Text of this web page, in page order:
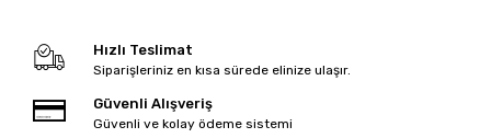
Hızlı Teslimat
Siparişleriniz en kısa sürede elinize ulaşır.
Güvenli Alışveriş
Güvenli ve kolay ödeme sistemi